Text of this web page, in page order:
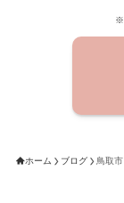
※
ホーム ブログ 鳥取